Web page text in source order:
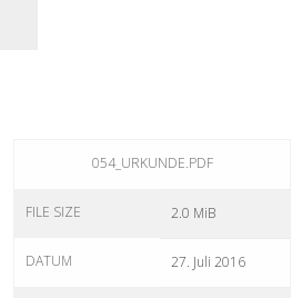
054_URKUNDE.PDF
FILE SIZE 2.0 MiB
DATUM 27. Juli 2016